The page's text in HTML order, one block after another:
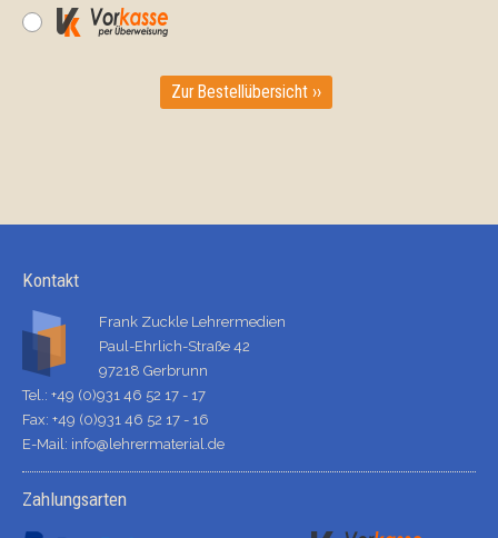
Zur Bestellübersicht ››
Kontakt
Frank Zuckle Lehrermedien
Paul-Ehrlich-Straße 42
97218 Gerbrunn
Tel.: +49 (0)931 46 52 17 - 17
Fax: +49 (0)931 46 52 17 - 16
E-Mail: info@lehrermaterial.de
Zahlungsarten